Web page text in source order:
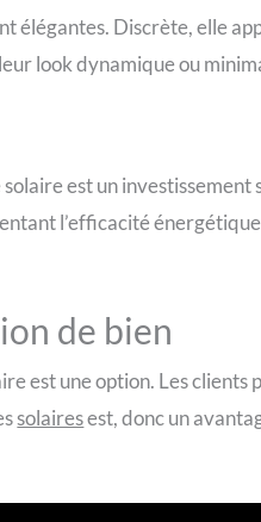
élégantes. Discrète, elle
look dynamique ou
est un investissement
l’efficacité
de bien
est une option. Les clients
solairesest, donc un